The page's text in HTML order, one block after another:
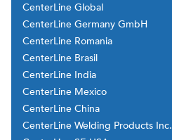
CenterLine Global
CenterLine Germany GmbH
CenterLine Romania
CenterLine Brasil
CenterLine India
CenterLine Mexico
CenterLine China
CenterLine Welding Products Inc.